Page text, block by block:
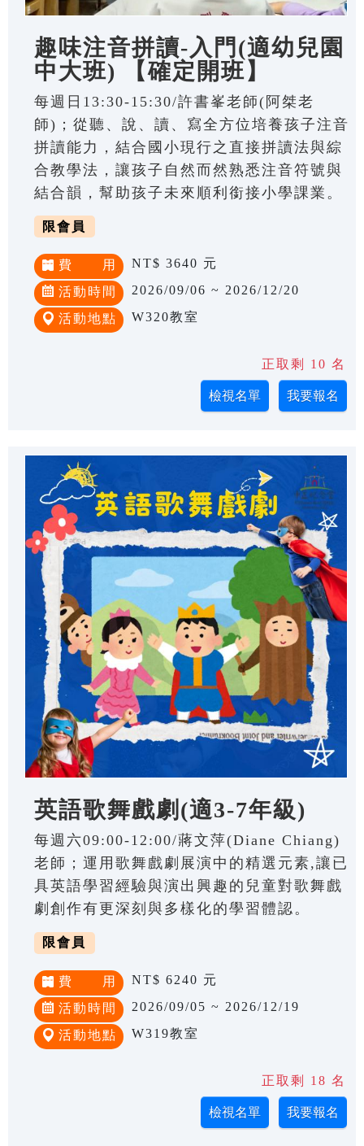
趣味注音拼讀-入門(適幼兒園
中大班) 【確定開班】
每週日13:30-15:30/許書峯老師(阿桀老
師)；從聽、說、讀、寫全方位培養孩子注音
拼讀能力，結合國小現行之直接拼讀法與綜
合教學法，讓孩子自然而然熟悉注音符號與
結合韻，幫助孩子未來順利銜接小學課業。
限會員
費 用 NT$ 3640 元
活動時間 2026/09/06 ~ 2026/12/20
活動地點 W320教室
正取剩 10 名
英語歌舞戲劇(適3-7年級)
每週六09:00-12:00/蔣文萍(Diane Chiang)
老師；運用歌舞戲劇展演中的精選元素,讓已
具英語學習經驗與演出興趣的兒童對歌舞戲
劇創作有更深刻與多樣化的學習體認。
限會員
費 用 NT$ 6240 元
活動時間 2026/09/05 ~ 2026/12/19
活動地點 W319教室
正取剩 18 名